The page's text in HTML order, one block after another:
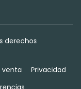
derechos
venta
Privacidad